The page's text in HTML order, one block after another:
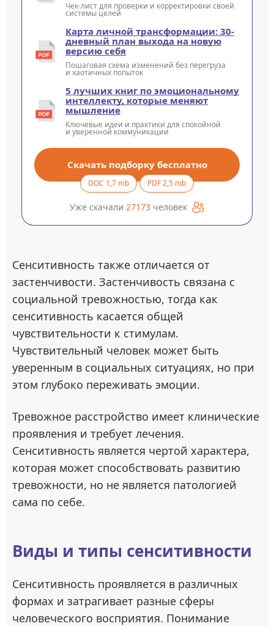
Чек-лист для проверки и корректировки своей
системы целей
Карта личной трансформации: 30-
дневный план выхода на новую
версию себя
Пошаговая схема изменений без перегруза
и хаотичных попыток
5 лучших книг по эмоциональному
интеллекту, которые меняют
мышление
Ключевые идеи и практики для спокойной
и уверенной коммуникации
Скачать подборку бесплатно
DOC 1,7 mb PDF 2,5 mb
Уже скачали 27173 человек
Сенситивность также отличается от
застенчивости. Застенчивость связана с
социальной тревожностью, тогда как
сенситивность касается общей
чувствительности к стимулам.
Чувствительный человек может быть
уверенным в социальных ситуациях, но при
этом глубоко переживать эмоции.
Тревожное расстройство имеет клинические
проявления и требует лечения.
Сенситивность является чертой характера,
которая может способствовать развитию
тревожности, но не является патологией
сама по себе.
Виды и типы сенситивности
Сенситивность проявляется в различных
формах и затрагивает разные сферы
человеческого восприятия. Понимание